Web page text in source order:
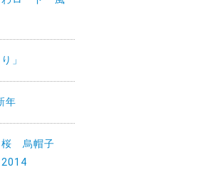
」
年
烏帽子